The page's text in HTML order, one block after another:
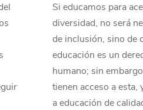
Si educamos para
diversidad, no será
de inclusión, sino de
educación es un
humano; sin
tienen acceso a esta,
a educación de